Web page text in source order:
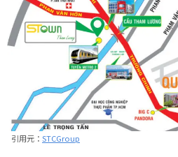
引用元： STCGroup